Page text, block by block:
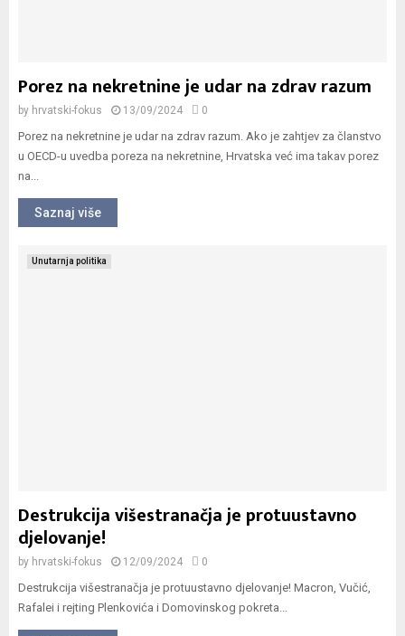
Porez na nekretnine je udar na zdrav razum
by hrvatski-fokus 13/09/2024 0
Porez na nekretnine je udar na zdrav razum. Ako je zahtjev za članstvo
u OECD-u uvedba poreza na nekretnine, Hrvatska već ima takav porez
na...
Saznaj više
Unutarnja politika
Destrukcija višestranačja je protuustavno
djelovanje!
by hrvatski-fokus 12/09/2024 0
Destrukcija višestranačja je protuustavno djelovanje! Macron, Vučić,
Rafalei i rejting Plenkovića i Domovinskog pokreta...